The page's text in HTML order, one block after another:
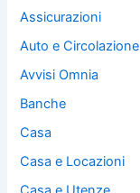
Assicurazioni
Auto e Circolazione
Avvisi Omnia
Banche
Casa
Casa e Locazioni